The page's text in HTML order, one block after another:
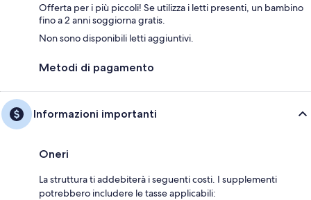
Offerta per i più piccoli! Se utilizza i letti presenti, un bambino
fino a 2 anni soggiorna gratis.
Non sono disponibili letti aggiuntivi.
Metodi di pagamento
Informazioni importanti
Oneri
La struttura ti addebiterà i seguenti costi. I supplementi
potrebbero includere le tasse applicabili: